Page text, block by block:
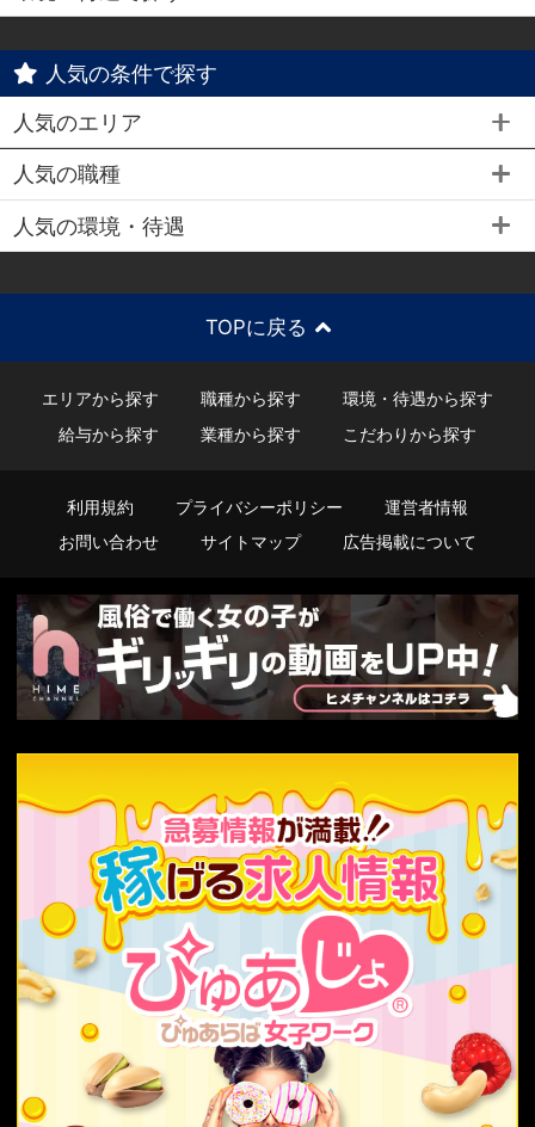
人気の条件で探す
人気のエリア
人気の職種
人気の環境・待遇
TOPに戻る
エリアから探す 職種から探す
環境・待遇から探す
給与から探す
業種から探す こだわりから探す
利用規約 プライバシーポリシー
運営者情報
お問い合わせ
サイトマップ 広告掲載について